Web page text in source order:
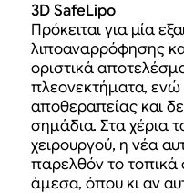
3D SafeLipo
Πρόκειται για μία
λιποαναρρόφησης
οριστικά
πλεονεκτήματα, ενώ
αποθεραπείας και
σημάδια. Στα χέρια
χειρουργού, η νέα
παρελθόν το τοπικά
άμεσα, όπου κι αν